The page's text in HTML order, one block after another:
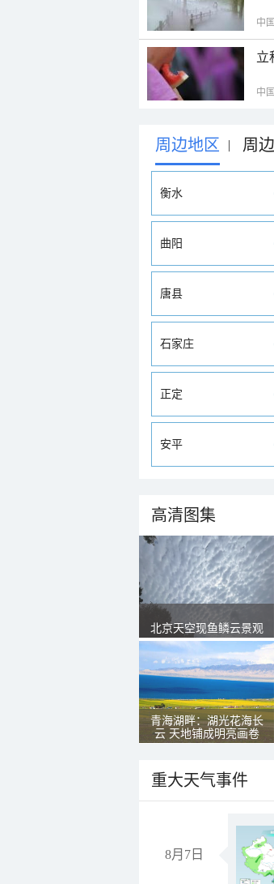
中
立
中
周边地区 | 周
衡水
曲阳
唐县
石家庄
正定
安平
高清图集
北京天空现鱼鳞云景观
青海湖畔：湖光花海长
云 天地铺成明亮画卷
重大天气事件
8月7日